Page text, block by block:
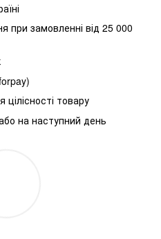
при замовленні від 25 000
цілісності товару
на наступний день